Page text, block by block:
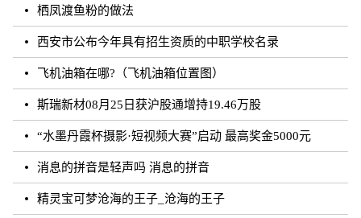
栖凤渡鱼粉的做法
西安市公布今年具有招生资质的中职学校名录
飞机油箱在哪?（飞机油箱位置图）
斯瑞新材08月25日获沪股通增持19.46万股
“水墨丹霞杯摄影·短视频大赛”启动 最高奖金5000元
消息的拼音是轻声吗 消息的拼音
精灵宝可梦沧海的王子_沧海的王子